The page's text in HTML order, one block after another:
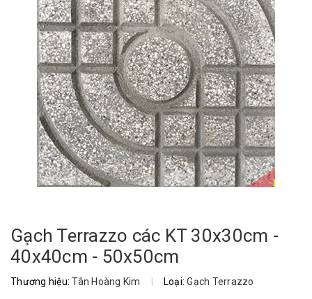
Gạch Terrazzo các KT 30x30cm -
40x40cm - 50x50cm
Thương hiệu:Tân Hoàng Kim | Loại:Gạch Terrazzo